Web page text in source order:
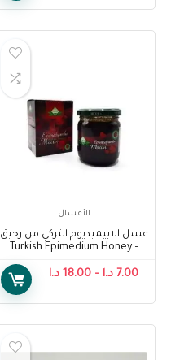
الأعسال
عسل الابيميديوم التركي من رحيق
– Turkish Epimedium Honey
7.00 د.ا –
18.00 د.ا